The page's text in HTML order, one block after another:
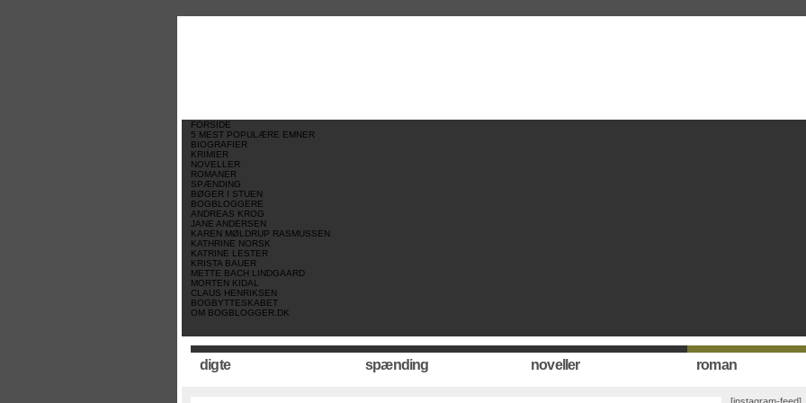
FORSIDE
5 MEST POPULÆRE EMNER
BIOGRAFIER
KRIMIER
NOVELLER
ROMANER
SPÆNDING
BØGER I STUEN
BOGBLOGGERE
ANDREAS KROG
JANE ANDERSEN
KAREN MØLDRUP RASMUSSEN
KATHRINE NORSK
KATRINE LESTER
KRISTA BAUER
METTE BACH LINDGAARD
MORTEN KIDAL
CLAUS HENRIKSEN
BOGBYTTESKABET
OM BOGBLOGGER.DK
digte spænding noveller roman